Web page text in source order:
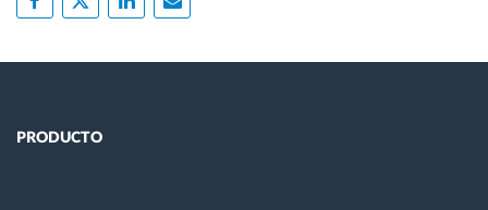
PRODUCTO